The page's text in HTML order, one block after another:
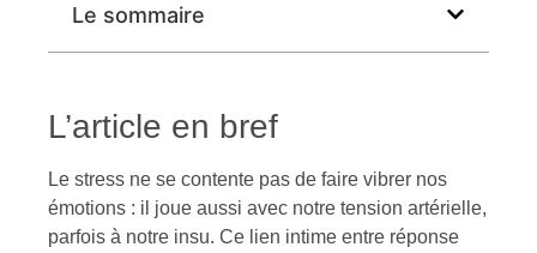
Le sommaire
L’article en bref
Le stress ne se contente pas de faire vibrer nos
émotions : il joue aussi avec notre tension artérielle,
parfois à notre insu. Ce lien intime entre réponse